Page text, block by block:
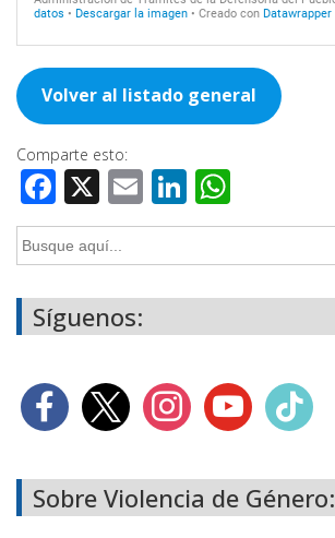
Volver al listado general
Comparte esto:
Facebook
X EmailLinkedIn
Buscar:
Síguenos:
Sobre Violencia de Género: